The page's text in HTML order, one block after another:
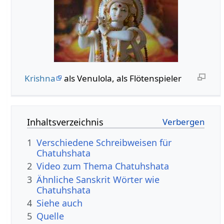
Krishna als Venulola, als Flötenspieler
Inhaltsverzeichnis
1 Verschiedene Schreibweisen für
Chatuhshata
2 Video zum Thema Chatuhshata
3 Ähnliche Sanskrit Wörter wie
Chatuhshata
4 Siehe auch
5 Quelle